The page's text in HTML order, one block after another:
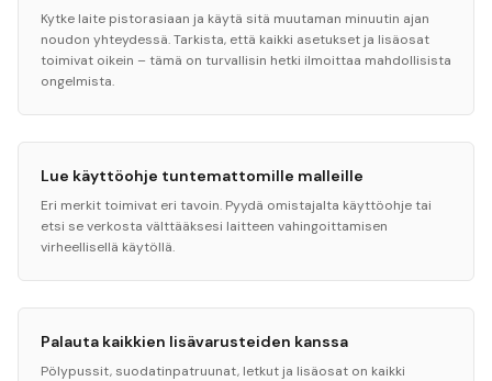
Kytke laite pistorasiaan ja käytä sitä muutaman minuutin ajan
noudon yhteydessä. Tarkista, että kaikki asetukset ja lisäosat
toimivat oikein – tämä on turvallisin hetki ilmoittaa mahdollisista
ongelmista.
Lue käyttöohje tuntemattomille malleille
Eri merkit toimivat eri tavoin. Pyydä omistajalta käyttöohje tai
etsi se verkosta välttääksesi laitteen vahingoittamisen
virheellisellä käytöllä.
Palauta kaikkien lisävarusteiden kanssa
Pölypussit, suodatinpatruunat, letkut ja lisäosat on kaikki